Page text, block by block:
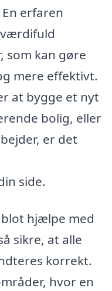
erfaren
som kan gøre
mere effektivt.
at bygge et nyt
bolig, eller
er det
side.
hjælpe med
sikre, at alle
korrekt.
hvor en